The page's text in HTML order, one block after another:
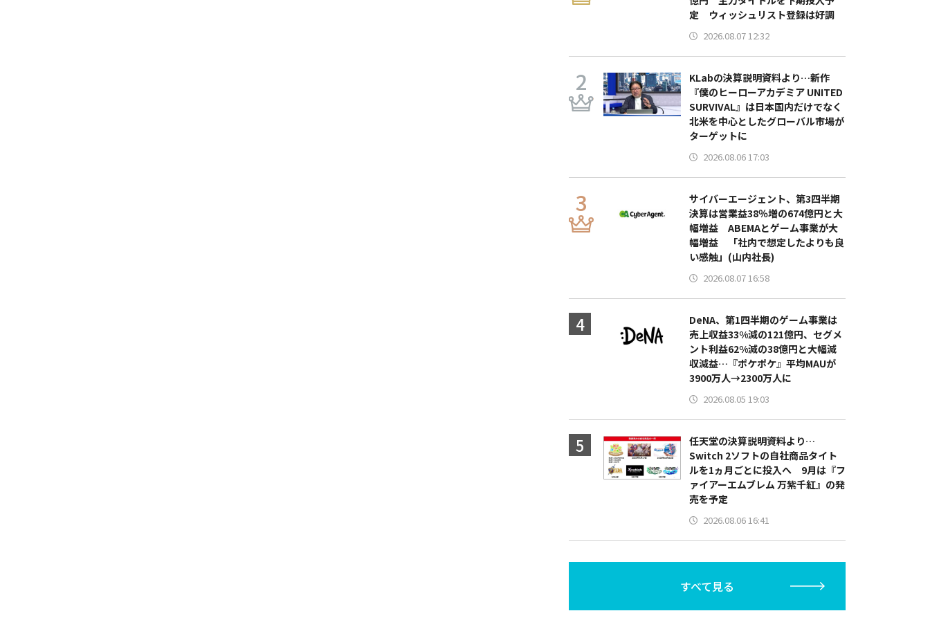
定 ウィッシュリスト登録は好調
2026.08.07 12:32
KLabの決算説明資料より…新作
『僕のヒーローアカデミア UNITED
SURVIVAL』は日本国内だけでなく
北米を中心としたグローバル市場が
ターゲットに
2026.08.06 17:03
サイバーエージェント、第3四半期
決算は営業益38％増の674億円と大
幅増益 ABEMAとゲーム事業が大
幅増益 「社内で想定したよりも良
い感触」(山内社長)
2026.08.07 16:58
DeNA、第1四半期のゲーム事業は
売上収益33%減の121億円、セグメ
ント利益62%減の38億円と大幅減
収減益…『ポケポケ』平均MAUが
3900万人→2300万人に
2026.08.05 19:03
任天堂の決算説明資料より…
Switch 2ソフトの自社商品タイト
ルを1ヵ月ごとに投入へ 9月は『フ
ァイアーエムブレム 万紫千紅』の発
売を予定
2026.08.06 16:41
すべて見る